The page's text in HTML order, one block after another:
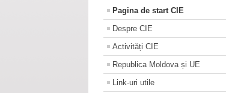
Pagina de start CIE
Despre CIE
Activități CIE
Republica Moldova și UE
Link-uri utile